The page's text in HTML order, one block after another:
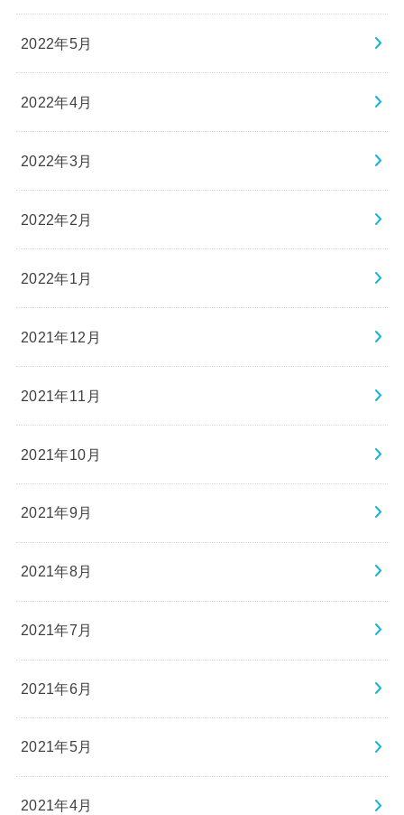
2022年5月
2022年4月
2022年3月
2022年2月
2022年1月
2021年12月
2021年11月
2021年10月
2021年9月
2021年8月
2021年7月
2021年6月
2021年5月
2021年4月